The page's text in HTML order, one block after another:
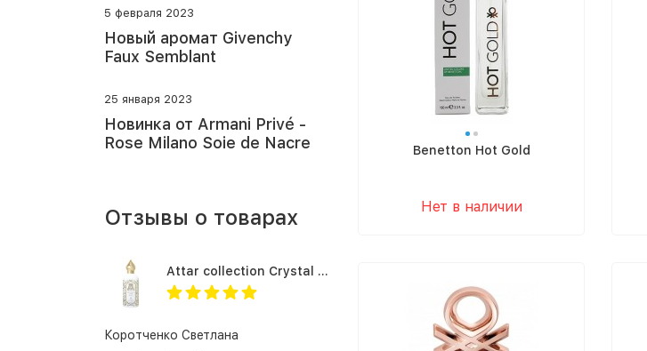
Benetton Hot Gold
Нет в наличии
5 февраля 2023
Новый аромат Givenchy
Faux Semblant
25 января 2023
Новинка от Armani Privé -
Rose Milano Soie de Nacre
Отзывы о товарах
Attar collection Crystal love for her
Коротченко Светлана